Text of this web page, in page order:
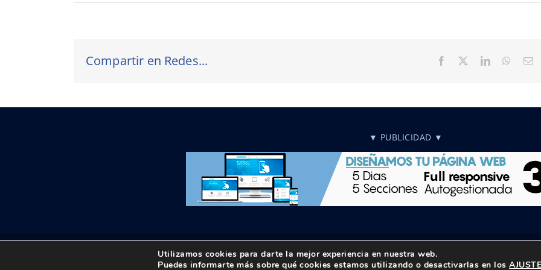
Compartir en Redes... Facebook LinkedIn
▼ PUBLICIDAD ▼
2026 UPTA | Todos los derechos reservados |Política de privacidad|Aviso Legal
Utilizamos cookies para darte la mejor experiencia en nuestra web.
Puedes informarte más sobre qué cookies estamos utilizando o desactivarlas en los